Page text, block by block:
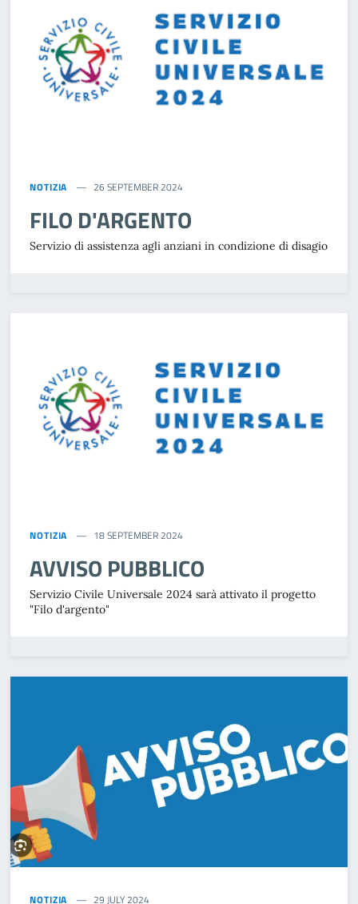
NOTIZIA 26 SEPTEMBER 2024
FILO D'ARGENTO
Servizio di assistenza agli anziani in condizione di disagio
NOTIZIA 18 SEPTEMBER 2024
AVVISO PUBBLICO
Servizio Civile Universale 2024 sarà attivato il progetto
"Filo d'argento"
NOTIZIA 29 JULY 2024